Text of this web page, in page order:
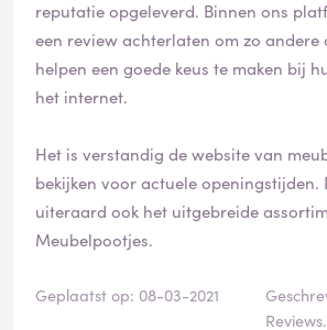
r
i
f
r
d
reputatie opgeleverd. Binnen ons
een review achterlaten om zo andere
helpen een goede keus te maken bij
het internet.
Het is verstandig de website van
bekijken voor actuele openingstijden.
uiteraard ook het uitgebreide
Meubelpootjes.
Geplaatst op: 08-03-2021